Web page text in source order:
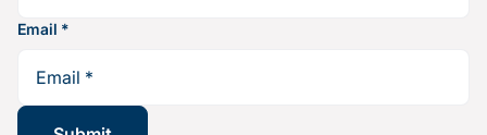
Email *